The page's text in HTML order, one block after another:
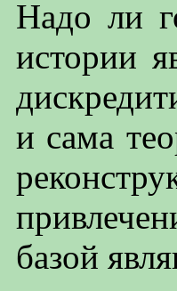
Надо ли
истории
и сама
базой